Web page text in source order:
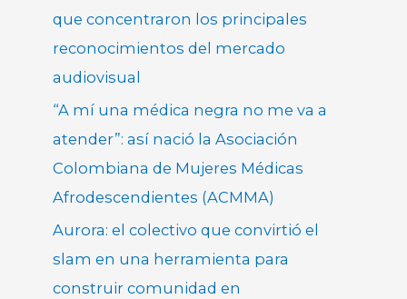
que concentraron los principales
reconocimientos del mercado
audiovisual
“A mí una médica negra no me va a
atender”: así nació la Asociación
Colombiana de Mujeres Médicas
Afrodescendientes (ACMMA)
Aurora: el colectivo que convirtió el
slam en una herramienta para
construir comunidad en